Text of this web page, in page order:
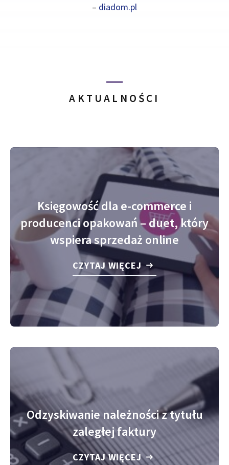
– diadom.pl
AKTUALNOŚCI
Księgowość dla e-commerce i
producenci opakowań – duet, który
wspiera sprzedaż online
CZYTAJ WIĘCEJ
Odzyskiwanie należności z tytułu
zaległej faktury
CZYTAJ WIĘCEJ